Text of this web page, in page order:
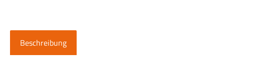
Beschreibung